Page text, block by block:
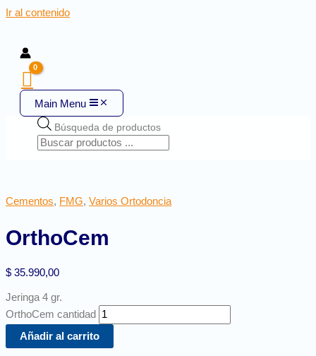
Ir al contenido
Main Menu
Búsqueda de productos
Cementos, FMG, Varios Ortodoncia
OrthoCem
$ 35.990,00
Jeringa 4 gr.
OrthoCem cantidad
Añadir al carrito